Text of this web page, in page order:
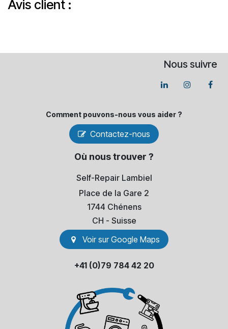
Avis client :
Nous suivre
Comment pouvons-​nous vous aider ?
Contactez-nous
Où nous trouver ?
Self-Repair Lambiel
Place de la Gare 2
1744 Chénens
​CH - Suisse
Voir sur Go​​ogle Maps
+41 (0)79 784 42 20